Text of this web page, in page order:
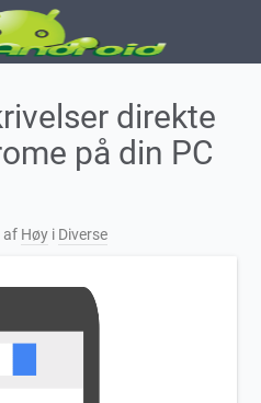
direkte
på din PC
af Høy i Diverse